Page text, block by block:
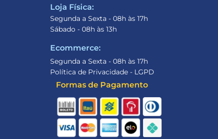
Loja Física:
Segunda a Sexta - 08h às 17h
Sábado - 08h às 13h
Ecommerce:
Segunda a Sexta - 08h às 17h
Política de Privacidade - LGPD
Formas de Pagamento